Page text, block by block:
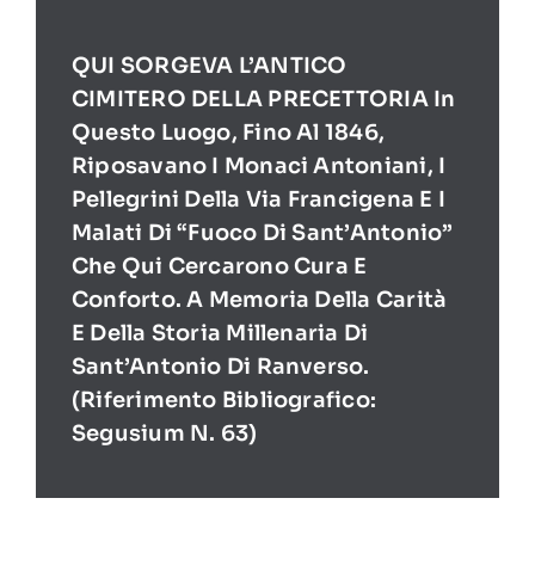
QUI SORGEVA L’ANTICO
CIMITERO DELLA PRECETTORIA In
Questo Luogo, Fino Al 1846,
Riposavano I Monaci Antoniani, I
Pellegrini Della Via Francigena E I
Malati Di “Fuoco Di Sant’Antonio”
Che Qui Cercarono Cura E
Conforto. A Memoria Della Carità
E Della Storia Millenaria Di
Sant’Antonio Di Ranverso.
(Riferimento Bibliografico:
Segusium N. 63)